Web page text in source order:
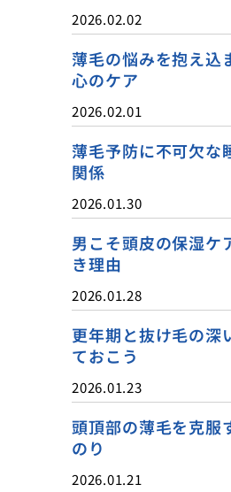
2026.02.02
薄毛の悩みを抱え込
心のケア
2026.02.01
薄毛予防に不可欠な
関係
2026.01.30
男こそ頭皮の保湿ケ
き理由
2026.01.28
更年期と抜け毛の深
ておこう
2026.01.23
頭頂部の薄毛を克服
のり
2026.01.21